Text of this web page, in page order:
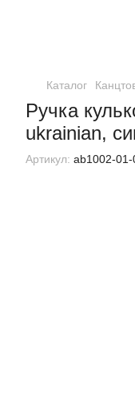
Каталог
Ручка
ukrainian,
Артикул: ab1002-01-